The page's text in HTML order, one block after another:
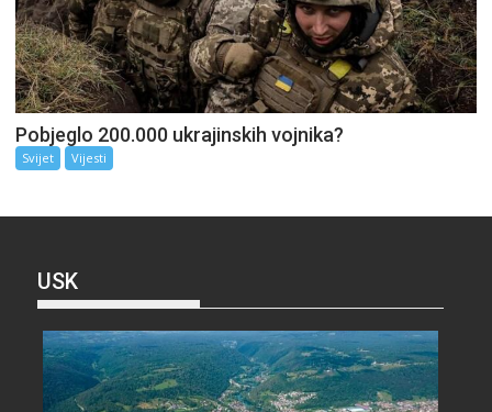
Pobjeglo 200.000 ukrajinskih vojnika?
Svijet Vijesti
USK